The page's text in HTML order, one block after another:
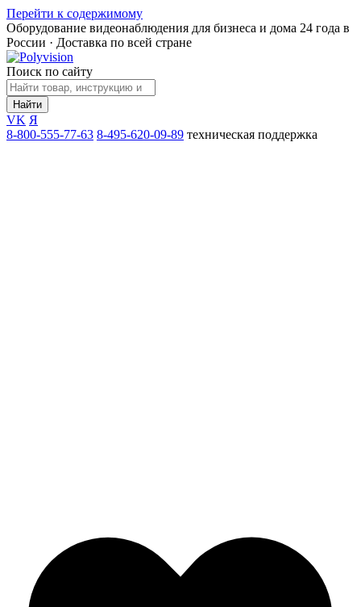
Перейти к содержимому
Оборудование видеонаблюдения для бизнеса и дома 24 года в
России · Доставка по всей стране
Поиск по сайту
Найти
VK Я
8-800-555-77-63 8-495-620-09-89 техническая поддержка